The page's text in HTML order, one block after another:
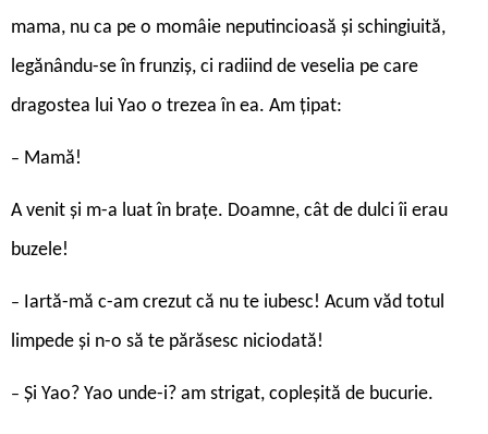
mama, nu ca pe o momâie neputincioasă și schingiuită,
legănându-se în frunziș, ci radiind de veselia pe care
dragostea lui Yao o trezea în ea. Am țipat:
– Mamă!
A venit și m-a luat în brațe. Doamne, cât de dulci îi erau
buzele!
–
Iartă-mă c-am crezut că nu te iubesc! Acum văd totul
limpede și n-o să te părăsesc niciodată!
– Și Yao? Yao unde-i? am strigat, copleșită de bucurie.